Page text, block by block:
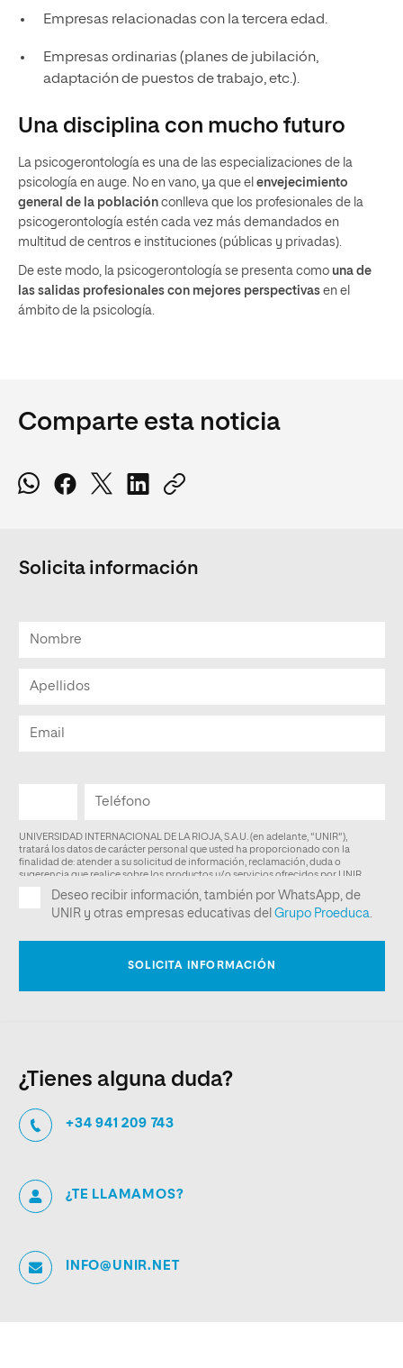
Empresas relacionadas con la tercera edad.
Empresas ordinarias (planes de jubilación,
adaptación de puestos de trabajo, etc.).
Una disciplina con mucho futuro
La psicogerontología es una de las especializaciones de la
psicología en auge. No en vano, ya que el envejecimiento
general de la población conlleva que los profesionales de la
psicogerontología estén cada vez más demandados en
multitud de centros e instituciones (públicas y privadas).
De este modo, la psicogerontología se presenta como una de
las salidas profesionales con mejores perspectivas en el
ámbito de la psicología.
Comparte esta noticia
Solicita información
¿Tienes alguna duda?
+34 941 209 743
¿TE LLAMAMOS?
INFO@UNIR.NET